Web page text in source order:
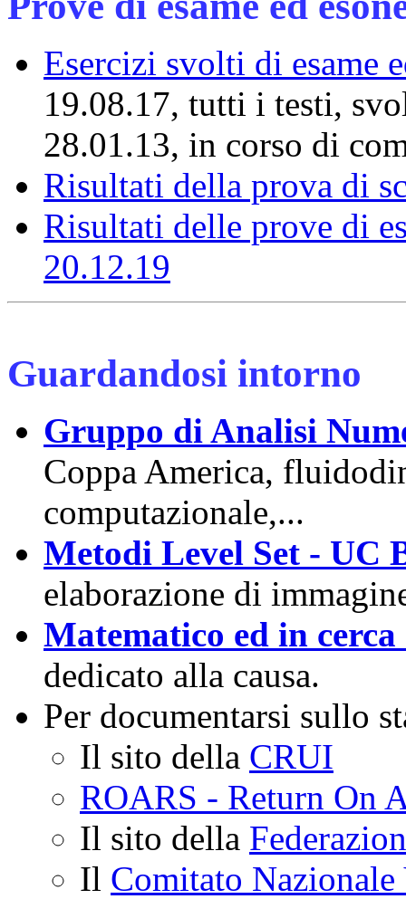
Esercizi svolti di esame
19.08.17, tutti i testi,
28.01.13, in corso di
Risultati della prova di
Risultati delle prove di
20.12.19
Guardandosi intorno
Gruppo di Analisi
Coppa America,
computazionale,...
Metodi Level Set - UC
elaborazione di
Matematico ed in
dedicato alla causa.
Per documentarsi sullo
Il sito della CRUI
ROARS - Return On
Il sito della
Il Comitato Nazionale